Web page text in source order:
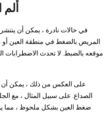
في حالات نادرة ، يمكن أن
المريض بالضغط في منطقة العين
موقعه بالضبط. لا تحدث الاضطرابات
على العكس من ذلك ، يمكن أن
الصداع. على سبيل المثال ، مع
ضغط العين بشكل ملحوظ ، مما